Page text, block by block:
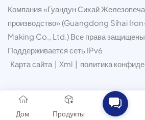
Компания «Гуандун Сихай
производство» (Guangdong Sihai
Making Co., Ltd.) Все права
Поддерживается сеть IPv6
Карта сайта | Xml | политика
Дом Продукты